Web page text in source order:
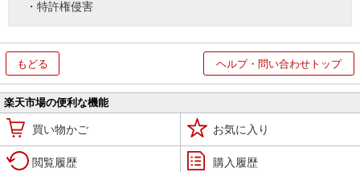
・特許権侵害
もどる ヘルプ・問い合わせトップ
楽天市場の便利な機能
買い物かご お気に入り
閲覧履歴 購入履歴